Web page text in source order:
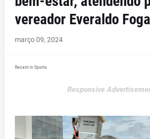
vereador Everaldo
março 09, 2024
Recent in Sports
Responsive